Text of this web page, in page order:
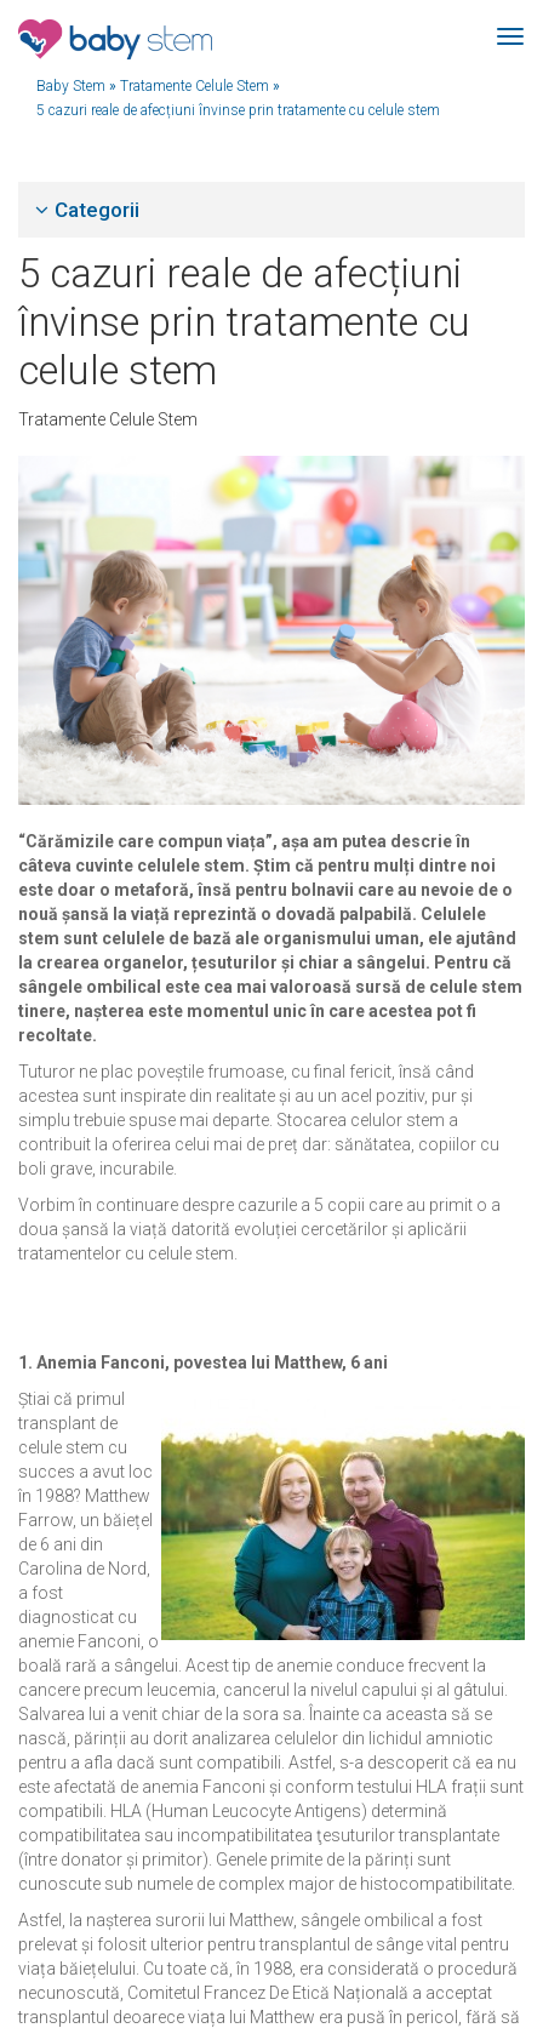
Baby Stem » Tratamente Celule Stem »
5 cazuri reale de afecțiuni învinse prin tratamente cu celule stem
Categorii
5 cazuri reale de afecțiuni
învinse prin tratamente cu
celule stem
Tratamente Celule Stem
“Cărămizile care compun viața”, așa am putea descrie în
câteva cuvinte celulele stem. Știm că pentru mulți dintre noi
este doar o metaforă, însă pentru bolnavii care au nevoie de o
nouă șansă la viață reprezintă o dovadă palpabilă. Celulele
stem sunt celulele de bază ale organismului uman, ele ajutând
la crearea organelor, țesuturilor și chiar a sângelui. Pentru că
sângele ombilical este cea mai valoroasă sursă de celule stem
tinere, nașterea este momentul unic în care acestea pot fi
recoltate.
Tuturor ne plac poveștile frumoase, cu final fericit, însă când
acestea sunt inspirate din realitate și au un acel pozitiv, pur și
simplu trebuie spuse mai departe. Stocarea celulor stem a
contribuit la oferirea celui mai de preț dar: sănătatea, copiilor cu
boli grave, incurabile.
Vorbim în continuare despre cazurile a 5 copii care au primit o a
doua șansă la viață datorită evoluției cercetărilor și aplicării
tratamentelor cu celule stem.
1. Anemia Fanconi, povestea lui Matthew, 6 ani
Știai că primul
transplant de
celule stem cu
succes a avut loc
în 1988? Matthew
Farrow, un băiețel
de 6 ani din
Carolina de Nord,
a fost
diagnosticat cu
anemie Fanconi, o
boală rară a sângelui. Acest tip de anemie conduce frecvent la
cancere precum leucemia, cancerul la nivelul capului și al gâtului.
Salvarea lui a venit chiar de la sora sa. Înainte ca aceasta să se
nască, părinții au dorit analizarea celulelor din lichidul amniotic
pentru a afla dacă sunt compatibili. Astfel, s-a descoperit că ea nu
este afectată de anemia Fanconi și conform testului HLA frații sunt
compatibili. HLA (Human Leucocyte Antigens) determină
compatibilitatea sau incompatibilitatea ţesuturilor transplantate
(între donator şi primitor). Genele primite de la părinți sunt
cunoscute sub numele de complex major de histocompatibilitate.
Astfel, la nașterea surorii lui Matthew, sângele ombilical a fost
prelevat și folosit ulterior pentru transplantul de sânge vital pentru
viața băiețelului. Cu toate că, în 1988, era considerată o procedură
necunoscută, Comitetul Francez De Etică Națională a acceptat
transplantul deoarece viața lui Matthew era pusă în pericol, fără să